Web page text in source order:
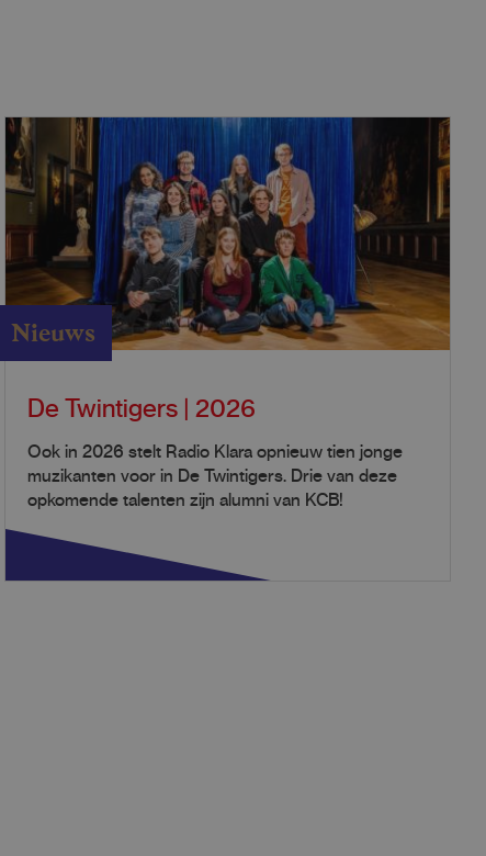
Nieuws
De Twintigers | 2026
Ook in 2026 stelt Radio Klara opnieuw tien jonge
muzikanten voor in De Twintigers. Drie van deze
opkomende talenten zijn alumni van KCB!